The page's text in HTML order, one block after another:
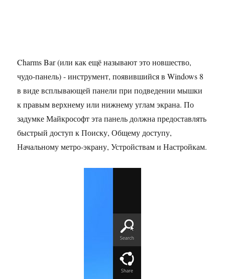
Charms Bar (или как ещё называют это новшество,
чудо-панель) - инструмент, появившийся в Windows 8
в виде всплывающей панели при подведении мышки
к правым верхнему или нижнему углам экрана. По
задумке Майкрософт эта панель должна предоставлять
быстрый доступ к Поиску, Общему доступу,
Начальному метро-экрану, Устройствам и Настройкам.